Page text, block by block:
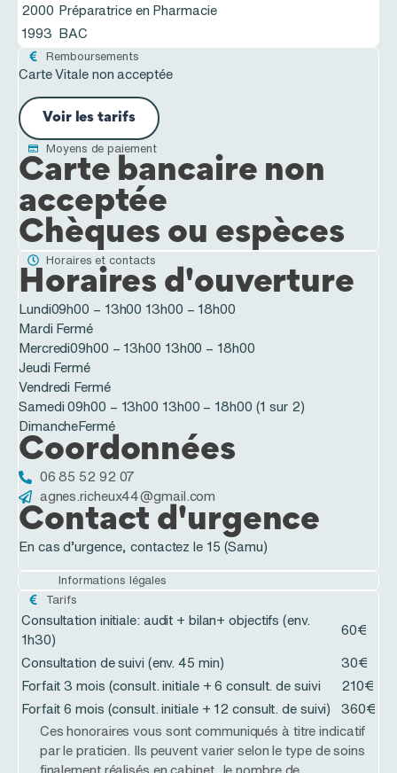
2000 Préparatrice en Pharmacie
1993
BAC
Remboursements
Carte Vitale non acceptée
Voir les tarifs
Moyens de paiement
Carte bancaire non
acceptée
Chèques ou espèces
Horaires et contacts
Horaires d'ouverture
Lundi09h00 – 13h00 13h00 – 18h00
Mardi Fermé
Mercredi09h00 – 13h00 13h00 – 18h00
Jeudi Fermé
Vendredi Fermé
Samedi09h00 – 13h00 13h00 – 18h00 (1 sur 2)
Dimanche Fermé
Coordonnées
06 85 52 92 07
agnes.richeux44@gmail.com
Contact d'urgence
En cas d’urgence, contactez le 15 (Samu)
Informations légales
Tarifs
Consultation initiale: audit + bilan+ objectifs (env.
1h30)
60€
Consultation de suivi (env. 45 min)
30€
Forfait 3 mois (consult. initiale + 6 consult. de suivi
210€
Forfait 6 mois (consult. initiale + 12 consult. de suivi)
360€
Ces honoraires vous sont communiqués à titre indicatif
par le praticien. Ils peuvent varier selon le type de soins
finalement réalisés en cabinet, le nombre de